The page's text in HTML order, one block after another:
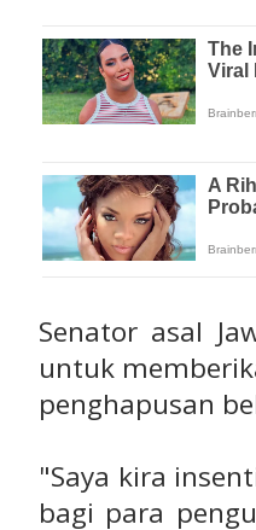
Senator asal
untuk
penghapusan
"Saya kira
bagi para